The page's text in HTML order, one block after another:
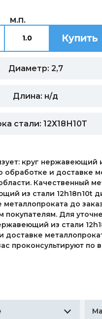
М.П.
Купить
Диаметр: 2,7
Длина: н/д
стали: 12Х18Н10Т
круг нержавеющий
и доставке
Качественный
из стали
до
Для
из стали
проконсультируют